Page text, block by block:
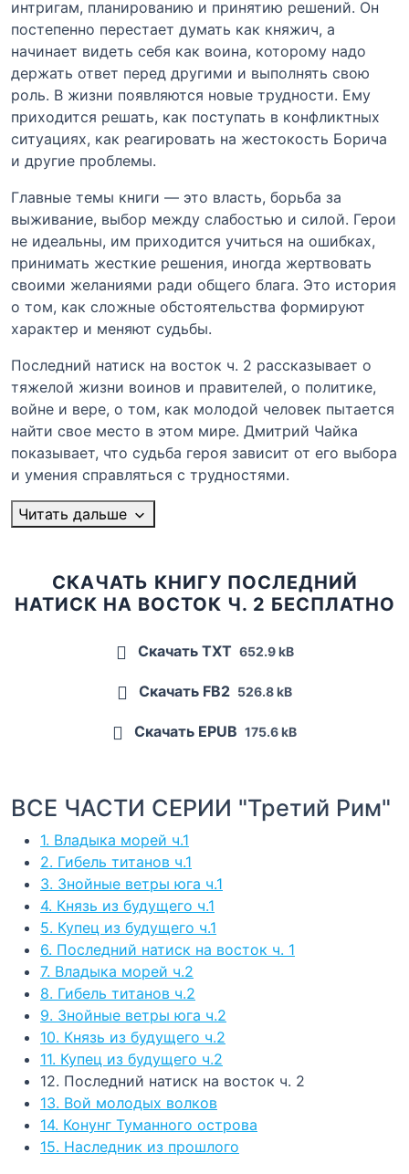
интригам, планированию и принятию решений. Он
постепенно перестает думать как княжич, а
начинает видеть себя как воина, которому надо
держать ответ перед другими и выполнять свою
роль. В жизни появляются новые трудности. Ему
приходится решать, как поступать в конфликтных
ситуациях, как реагировать на жестокость Борича
и другие проблемы.
Главные темы книги — это власть, борьба за
выживание, выбор между слабостью и силой. Герои
не идеальны, им приходится учиться на ошибках,
принимать жесткие решения, иногда жертвовать
своими желаниями ради общего блага. Это история
о том, как сложные обстоятельства формируют
характер и меняют судьбы.
Последний натиск на восток ч. 2 рассказывает о
тяжелой жизни воинов и правителей, о политике,
войне и вере, о том, как молодой человек пытается
найти свое место в этом мире. Дмитрий Чайка
показывает, что судьба героя зависит от его выбора
и умения справляться с трудностями.
Читать дальше
СКАЧАТЬ КНИГУ ПОСЛЕДНИЙ
НАТИСК НА ВОСТОК Ч. 2 БЕСПЛАТНО
Скачать TXT 652.9 kB
Скачать FB2 526.8 kB
Скачать EPUB 175.6 kB
ВСЕ ЧАСТИ СЕРИИ "Третий Рим"
1. Владыка морей ч.1
2. Гибель титанов ч.1
3. Знойные ветры юга ч.1
4. Князь из будущего ч.1
5. Купец из будущего ч.1
6. Последний натиск на восток ч. 1
7. Владыка морей ч.2
8. Гибель титанов ч.2
9. Знойные ветры юга ч.2
10. Князь из будущего ч.2
11. Купец из будущего ч.2
12. Последний натиск на восток ч. 2
13. Вой молодых волков
14. Конунг Туманного острова
15. Наследник из прошлого